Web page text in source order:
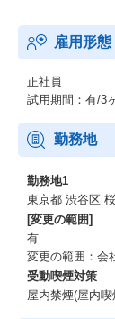
雇用形態
正社員
試用期間：有/3
勤務地
勤務地1
東京都 渋谷区
[変更の範囲]
有
変更の範囲：会
受動喫煙対策
屋内禁煙(屋内